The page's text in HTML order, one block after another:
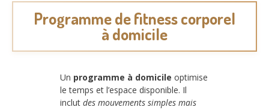
Programme de fitness corporel
à domicile
Un programme à domicile optimise
le temps et l’espace disponible. Il
inclut des mouvements simples mais